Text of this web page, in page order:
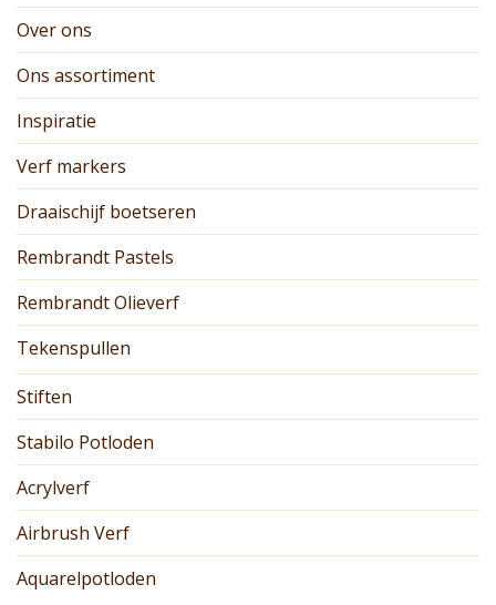
Over ons
Ons assortiment
Inspiratie
Verf markers
Draaischijf boetseren
Rembrandt Pastels
Rembrandt Olieverf
Tekenspullen
Stiften
Stabilo Potloden
Acrylverf
Airbrush Verf
Aquarelpotloden